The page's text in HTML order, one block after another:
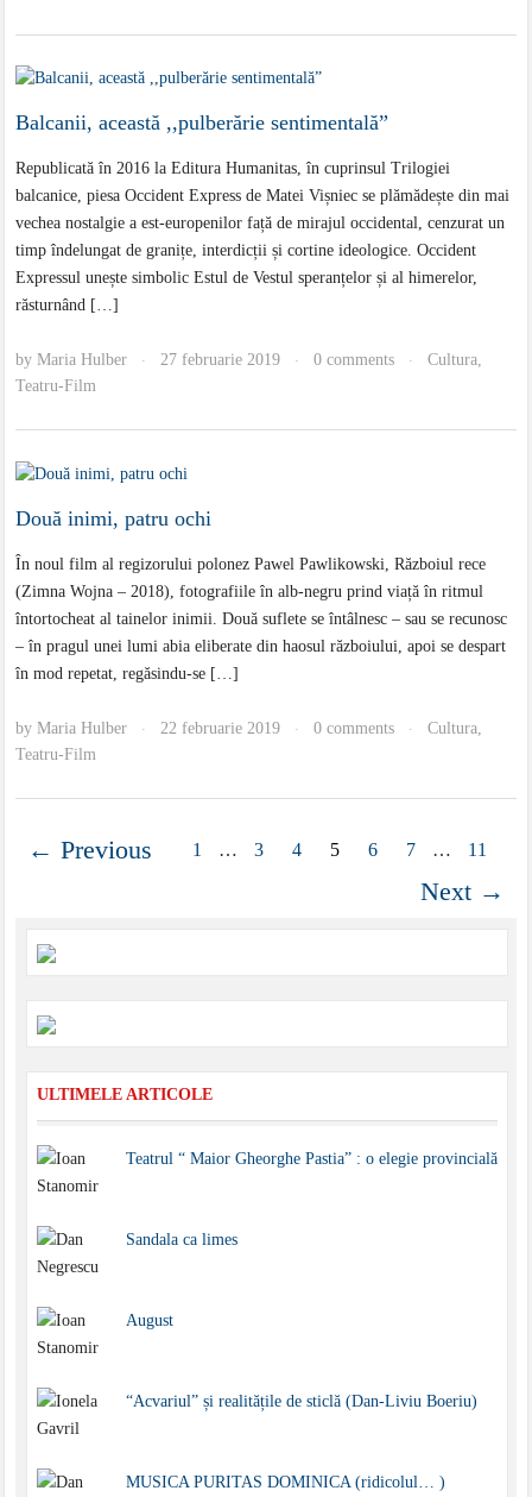
Balcanii, această ,,pulberărie sentimentală”
Republicată în 2016 la Editura Humanitas, în cuprinsul Trilogiei
balcanice, piesa Occident Express de Matei Vișniec se plămădește din mai
vechea nostalgie a est-europenilor față de mirajul occidental, cenzurat un
timp îndelungat de granițe, interdicții și cortine ideologice. Occident
Expressul unește simbolic Estul de Vestul speranțelor și al himerelor,
răsturnând […]
byMaria Hulber · 27 februarie 2019 · 0 comments · Cultura,
Teatru-Film
Două inimi, patru ochi
În noul film al regizorului polonez Pawel Pawlikowski, Războiul rece
(Zimna Wojna – 2018), fotografiile în alb-negru prind viață în ritmul
întortocheat al tainelor inimii. Două suflete se întâlnesc – sau se recunosc
– în pragul unei lumi abia eliberate din haosul războiului, apoi se despart
în mod repetat, regăsindu-se […]
byMaria Hulber · 22 februarie 2019 · 0 comments · Cultura,
Teatru-Film
← Previous 1 … 3 4 5 6 7 … 11
Next →
ULTIMELE ARTICOLE
Teatrul “ Maior Gheorghe Pastia” : o elegie provincială
Sandala ca limes
August
“Acvariul” și realitățile de sticlă (Dan-Liviu Boeriu)
MUSICA PURITAS DOMINICA (ridicolul… )